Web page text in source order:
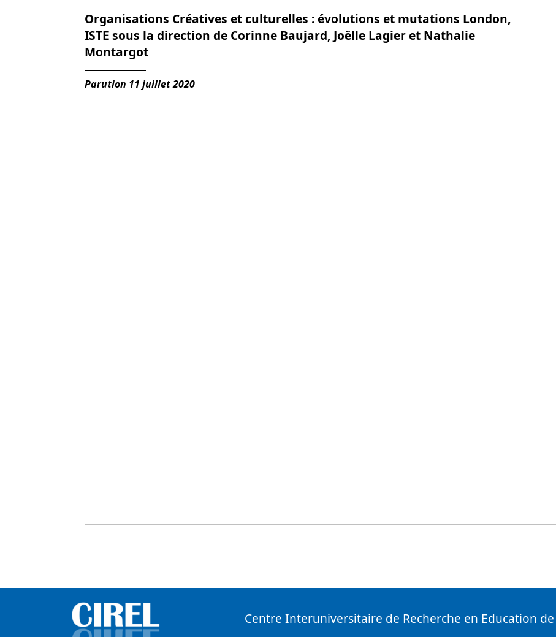
Organisations Créatives et culturelles : évolutions et mutations London,
ISTE sous la direction de Corinne Baujard, Joëlle Lagier et Nathalie
Montargot
Parution 11 juillet 2020
Centre Interuniversitaire de Recherche en Education